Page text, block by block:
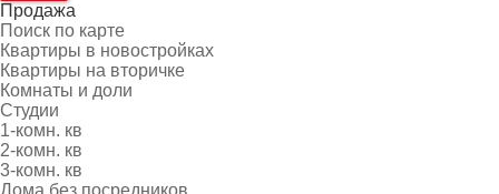
Продажа
Поиск по карте
Квартиры в новостройках
Квартиры на вторичке
Комнаты и доли
Студии
1-комн. кв
2-комн. кв
3-комн. кв
Дома без посредников